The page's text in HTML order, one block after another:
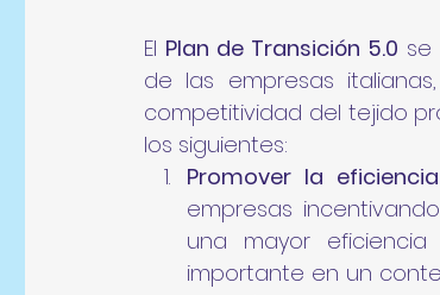
El Plan de Transición 5.0 se
de las empresas
competitividad del tejido
los siguientes:
Promover la
empresas
una mayor
importante en un